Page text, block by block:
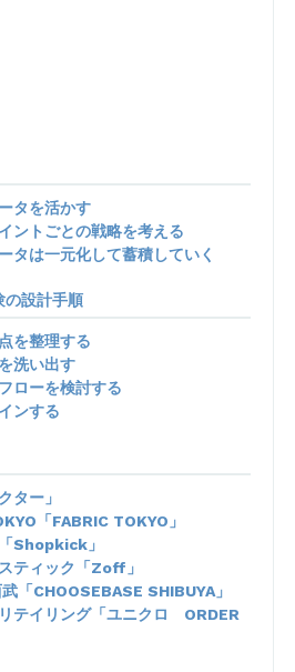
タを活かす
ントごとの戦略を考える
は一元化して蓄積していく
の設計手順
を整理する
洗い出す
ローを検討する
ンする
ター」
「FABRIC TOKYO」
Shopkick」
ティック「Zoff」
「CHOOSEBASE SHIBUYA」
テイリング「ユニクロ ORDER